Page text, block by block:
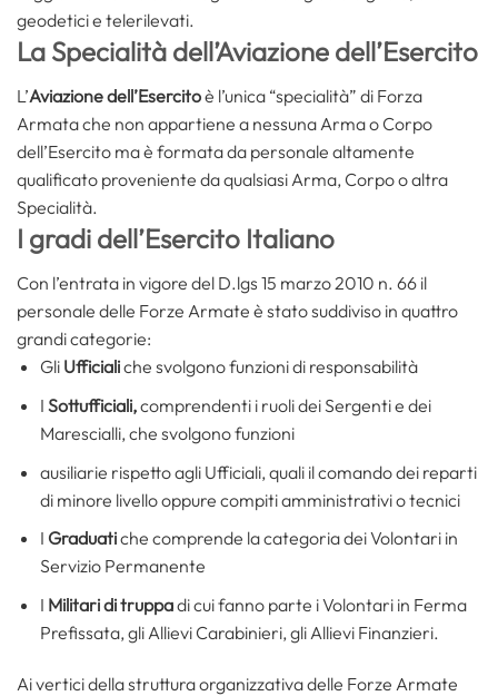
geodetici e telerilevati.
La Specialità dell’Aviazione dell’Esercito
L’Aviazione dell’Esercitoè l’unica “specialità” di Forza
Armata che non appartiene a nessuna Arma o Corpo
dell’Esercito ma è formata da personale altamente
qualificato proveniente da qualsiasi Arma, Corpo o altra
Specialità.
I gradi dell’Esercito Italiano
Con l’entrata in vigore del D.lgs 15 marzo 2010 n. 66 il
personale delle Forze Armate è stato suddiviso in quattro
grandi categorie:
Gli Ufficialiche svolgono funzioni di responsabilità
I Sottufficiali,comprendenti i ruoli dei Sergenti e dei
Marescialli, che svolgono funzioni
ausiliarie rispetto agli Ufficiali, quali il comando dei reparti
di minore livello oppure compiti amministrativi o tecnici
I Graduatiche comprende la categoria dei Volontari in
Servizio Permanente
I Militari di truppadi cui fanno parte i Volontari in Ferma
Prefissata, gli Allievi Carabinieri, gli Allievi Finanzieri.
Ai vertici della struttura organizzativa delle Forze Armate